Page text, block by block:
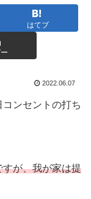
はてブ
2022.06.07
ンセントの打ち
が、我が家は提